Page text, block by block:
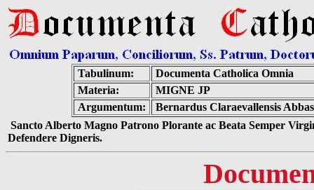
Tabulinum:
Documenta Catholica Omnia
Materia:
MIGNE JP
Argumentum:
Bernardus Claraevallensis
Sancto Alberto Magno Patrono Plorante ac Beata Semper
Defendere Digneris.